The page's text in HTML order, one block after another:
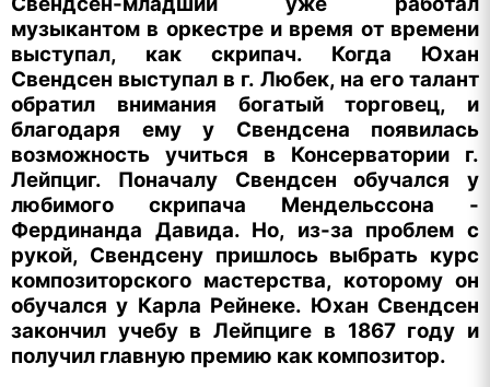
музыкантом в оркестре и время от времени
выступал, как скрипач. Когда Юхан
Свендсен выступал в г. Любек, на его талант
обратил внимания богатый торговец, и
благодаря ему у Свендсена появилась
возможность учиться в Консерватории г.
Лейпциг. Поначалу Свендсен обучался у
любимого скрипача Мендельссона -
Фердинанда Давида. Но, из-за проблем с
рукой, Свендсену пришлось выбрать курс
композиторского мастерства, которому он
обучался у Карла Рейнеке. Юхан Свендсен
закончил учебу в Лейпциге в 1867 году и
получил главную премию как композитор.